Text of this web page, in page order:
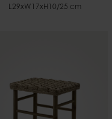
L29xW17xH10/25 cm